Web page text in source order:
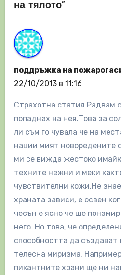
на тялото”
поддръжка на
22/10/2013 в 11:16
Страхотна статия.Радвам
попаднах на нея.Това за
ли съм го чувала че на
нации мият новоредените
ми се вижда жестоко
техните нежни и меки
чувствителни кожи.Не
храната зависи, е освен
чесън е ясно че ще
него. Но това, че
способността да създават
телесна миризма.
пикантните храни ще ни